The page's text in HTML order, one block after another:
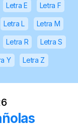
Letra E Letra F
Letra L Letra M
Letra R Letra S
Y Letra Z